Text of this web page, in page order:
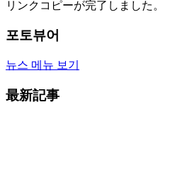
リンクコピーが完了しました。
포토뷰어
뉴스 메뉴 보기
最新記事